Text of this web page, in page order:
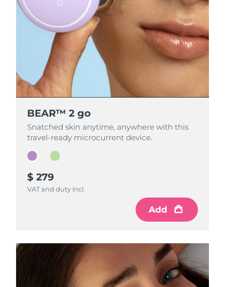
BEAR™ 2 go
Snatched skin anytime, anywhere with this
travel-ready microcurrent device.
$ 279
VAT and duty incl.
Add
BEAR™ 2 go
Snatched skin anytime, anywhere with this
travel-ready microcurrent device.
$ 279
VAT and duty incl.
Add